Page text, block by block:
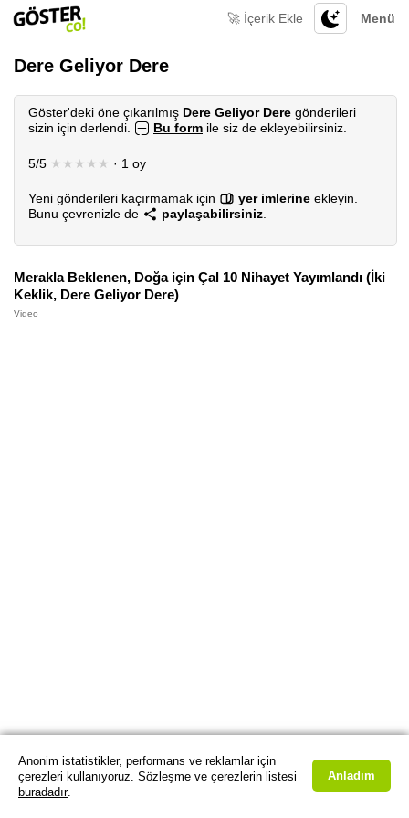
Menü
🚀 İçerik Ekle
Dere Geliyor Dere
Göster'deki öne çıkarılmış Dere Geliyor Dere gönderileri
sizin için derlendi.
Bu form ile siz de ekleyebilirsiniz.
5/5 ★★★★★ · 1 oy
Yeni gönderileri kaçırmamak için yer imlerine ekleyin.
Bunu çevrenizle de
paylaşabilirsiniz
Merakla Beklenen, Doğa için Çal 10 Nihayet Yayımlandı (İki
Keklik, Dere Geliyor Dere)
Video
Anonim istatistikler, performans ve reklamlar için
çerezleri kullanıyoruz. Sözleşme ve çerezlerin listesi
buradadır.
Anladım